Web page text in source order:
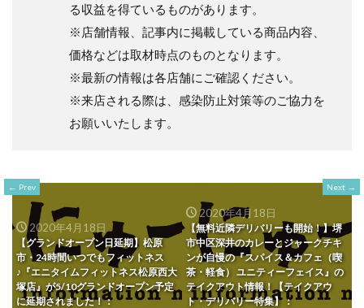
る収益を得ているものがあります。
※店舗情報、記事内に掲載している商品内容、
価格などは取材時点のものとなります。
※最新の情報は各店舗にご確認ください。
※来店される際は、感染防止対策等のご協力を
お願いいたします。
Prev
2020年4月18日
【グランドオープン日延期】松原
市・24時間いつでもフィットネス
♪『エニタイムフィットネス松原西大
塚店』が5/10グランドオープン予定
に延期されました！：
Next
2020年4月18日
【無料近隣デリバリーも開始！】堺
市中区深井のカレーとジャークチキ
ンが自慢の『スパイス＆カフェ（喫
茶・軽食） ユニティーフェイス』の
テイクアウト情報！【テイクアウ
ト・デリバリー特集】：